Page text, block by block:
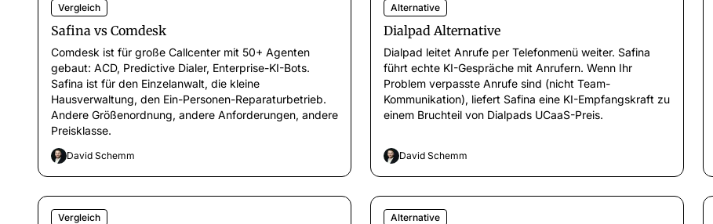
Vergleich
Safina vs Comdesk
Comdesk ist für große Callcenter mit 50+ Agenten
gebaut: ACD, Predictive Dialer, Enterprise-KI-Bots.
Safina ist für den Einzelanwalt, die kleine
Hausverwaltung, den Ein-Personen-Reparaturbetrieb.
Andere Größenordnung, andere Anforderungen, andere
Preisklasse.
David Schemm
Alternative
Dialpad Alternative
Dialpad leitet Anrufe per Telefonmenü weiter. Safina
führt echte KI-Gespräche mit Anrufern. Wenn Ihr
Problem verpasste Anrufe sind (nicht Team-
Kommunikation), liefert Safina eine KI-Empfangskraft zu
einem Bruchteil von Dialpads UCaaS-Preis.
David Schemm
Vergleich Alternative